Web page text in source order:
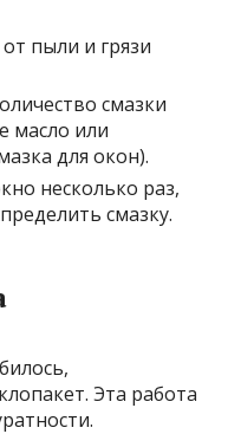
пыли и грязи
смазки
масло или
для окон).
несколько раз,
смазку.
Эта работа